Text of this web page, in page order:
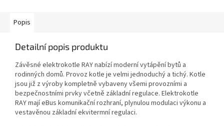
Popis
Detailní popis produktu
Závěsné elektrokotle RAY nabízí moderní vytápění bytů a
rodinných domů. Provoz kotle je velmi jednoduchý a tichý. Kotle
jsou již z výroby kompletně vybaveny všemi provozními a
bezpečnostními prvky včetně základní regulace. Elektrokotle
RAY mají eBus komunikační rozhraní, plynulou modulaci výkonu a
vestavěnou základní ekvitermní regulaci.